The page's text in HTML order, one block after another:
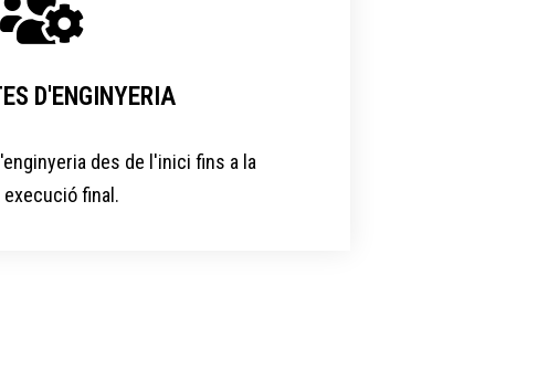
D'ENGINYERIA​
des de l'inici fins a la
execució final.​